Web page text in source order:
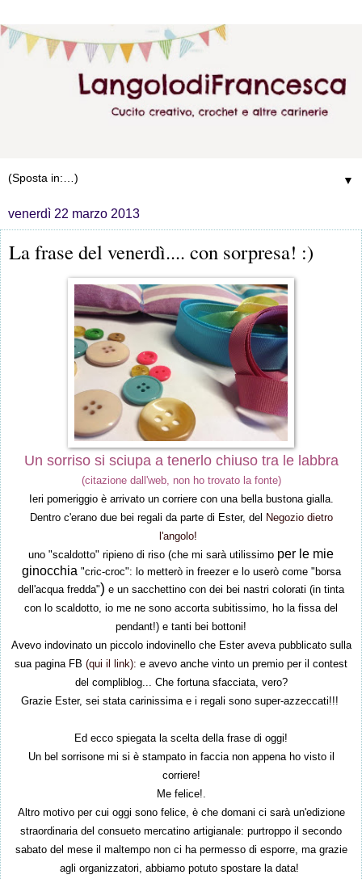
▼
venerdì 22 marzo 2013
La frase del venerdì.... con sorpresa! :)
Un sorriso si sciupa a tenerlo chiuso tra le labbra
(citazione dall'web, non ho trovato la fonte)
Ieri pomeriggio è arrivato un corriere con una bella bustona gialla.
Dentro c'erano due bei regali da parte di Ester, del Negozio dietro
l'angolo!
uno "scaldotto" ripieno di riso (che mi sarà utilissimo per le mie
ginocchia "cric-croc": lo metterò in freezer e lo userò come "borsa
dell'acqua fredda") e un sacchettino con dei bei nastri colorati (in tinta
con lo scaldotto, io me ne sono accorta subitissimo, ho la fissa del
pendant!) e tanti bei bottoni!
Avevo indovinato un piccolo indovinello che Ester aveva pubblicato sulla
sua pagina FB (qui il link): e avevo anche vinto un premio per il contest
del compliblog... Che fortuna sfacciata, vero?
Grazie Ester, sei stata carinissima e i regali sono super-azzeccati!!!
Ed ecco spiegata la scelta della frase di oggi!
Un bel sorrisone mi si è stampato in faccia non appena ho visto il
corriere!
Me felice!.
Altro motivo per cui oggi sono felice, è che domani ci sarà un'edizione
straordinaria del consueto mercatino artigianale: purtroppo il secondo
sabato del mese il maltemponon ci ha permesso di esporre, magrazie
agli organizzatori , abbiamo potuto spostare la data!